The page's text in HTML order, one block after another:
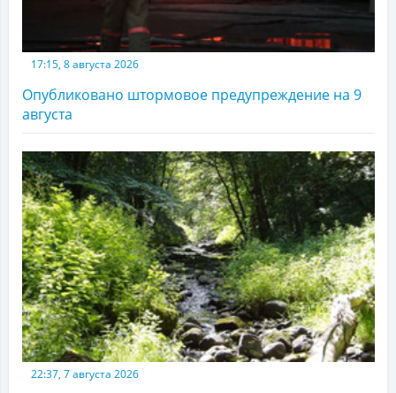
17:15, 8 августа 2026
Опубликовано штормовое предупреждение на 9
августа
22:37, 7 августа 2026